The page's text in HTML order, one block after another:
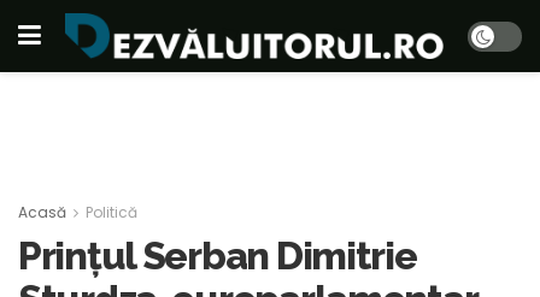
Acasă Politică
Prințul Serban Dimitrie